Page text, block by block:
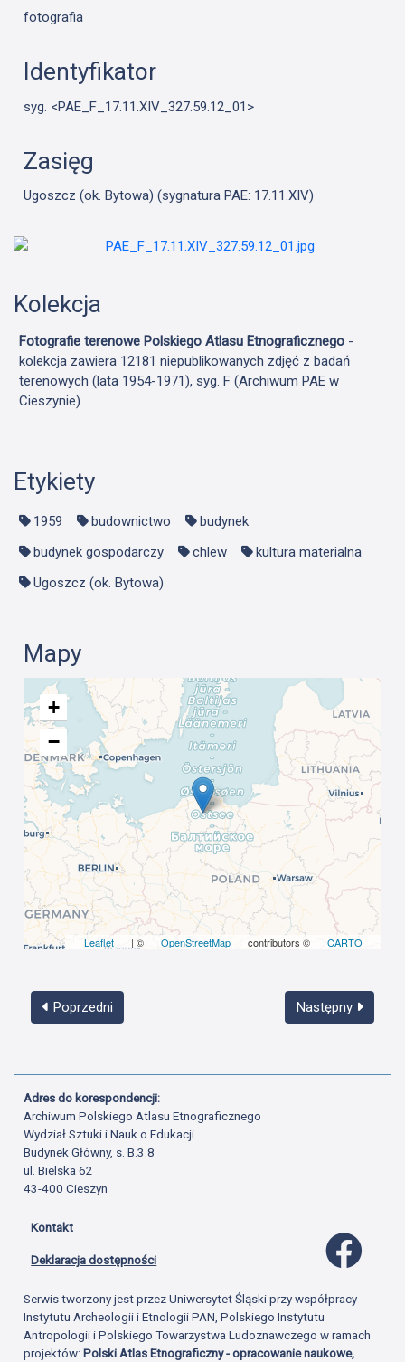
fotografia
Identyfikator
syg. <PAE_F_17.11.XIV_327.59.12_01>
Zasięg
Ugoszcz (ok. Bytowa) (sygnatura PAE: 17.11.XIV)
Kolekcja
Fotografie terenowe Polskiego Atlasu Etnograficznego -
kolekcja zawiera 12181 niepublikowanych zdjęć z badań
terenowych (lata 1954-1971), syg. F (Archiwum PAE w
Cieszynie)
Etykiety
1959 budownictwo
budynek
budynek gospodarczy
chlew
kultura materialna
Ugoszcz (ok. Bytowa)
Mapy
+
−
Leaflet | © OpenStreetMap contributors © CARTO
Poprzedni Następny
Adres do korespondencji:
Archiwum Polskiego Atlasu Etnograficznego
Wydział Sztuki i Nauk o Edukacji
Budynek Główny, s. B.3.8
ul. Bielska 62
43-400 Cieszyn
Kontakt
Deklaracja dostępności
Serwis tworzony jest przez Uniwersytet Śląski przy współpracy
Instytutu Archeologii i Etnologii PAN, Polskiego Instytutu
Antropologii i Polskiego Towarzystwa Ludoznawczego w ramach
projektów:Polski Atlas Etnograficzny - opracowanie naukowe,